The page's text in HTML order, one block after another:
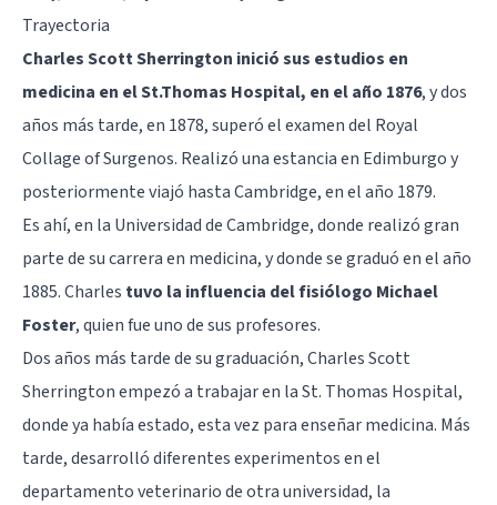
Trayectoria
Charles Scott Sherrington inició sus estudios en
medicina en el St.Thomas Hospital, en el año 1876, y dos
años más tarde, en 1878, superó el examen del Royal
Collage of Surgenos. Realizó una estancia en Edimburgo y
posteriormente viajó hasta Cambridge, en el año 1879.
Es ahí, en la Universidad de Cambridge, donde realizó gran
parte de su carrera en medicina, y donde se graduó en el año
1885. Charles tuvo la influencia del fisiólogo Michael
Foster, quien fue uno de sus profesores.
Dos años más tarde de su graduación, Charles Scott
Sherrington empezó a trabajar en la St. Thomas Hospital,
donde ya había estado, esta vez para enseñar medicina. Más
tarde, desarrolló diferentes experimentos en el
departamento veterinario de otra universidad, la